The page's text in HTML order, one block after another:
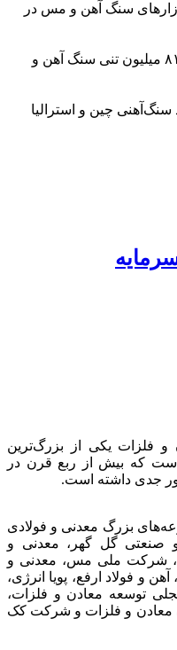
سنگ آهن و مس در
گزارش اختصاصی ومعادن/ صادرات ۸۱ میلیون تنی سنگ آهن و
چین و استرالیا
فلزات یکی از بزرگ‌ترین
که بیش از ربع قرن در
جدی داشته است.
بزرگ معدنی و فولادی
صنعتی گل گهر، معدنی و
شرکت ملی مس، معدنی و
و فولاد ارفع، پویا انرژی،
توسعه معادن و فلزات،
معادن و فلزات و شرکت کک